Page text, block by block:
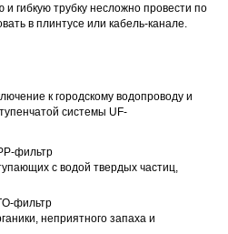
и гибкую трубку несложно провести по
в плинтусе или кабель-канале.
к городскому водопроводу и
системы UF-
фильтр
с водой твердых частиц,
фильтр
неприятного запаха и